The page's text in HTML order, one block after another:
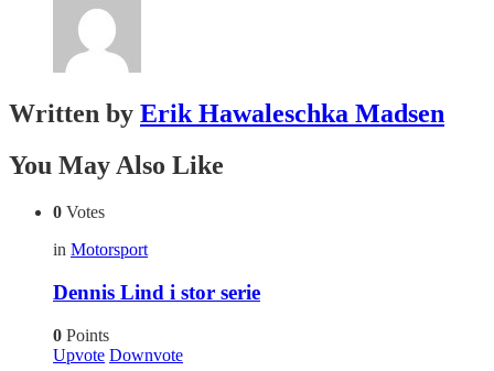
Written by Erik Hawaleschka Madsen
You May Also Like
0 Votes
in Motorsport
Dennis Lind i stor serie
0 Points
Upvote Downvote